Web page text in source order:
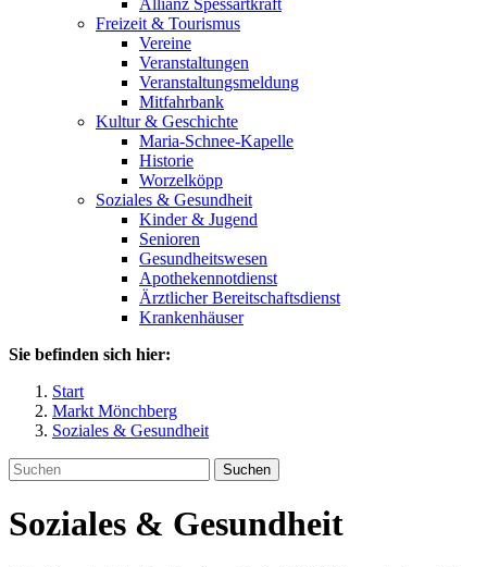
Allianz Spessartkraft
Freizeit & Tourismus
Vereine
Veranstaltungen
Veranstaltungsmeldung
Mitfahrbank
Kultur & Geschichte
Maria-Schnee-Kapelle
Historie
Worzelköpp
Soziales & Gesundheit
Kinder & Jugend
Senioren
Gesundheitswesen
Apothekennotdienst
Ärztlicher Bereitschaftsdienst
Krankenhäuser
Sie befinden sich hier:
Start
Markt Mönchberg
Soziales & Gesundheit
Suchen
Soziales & Gesundheit